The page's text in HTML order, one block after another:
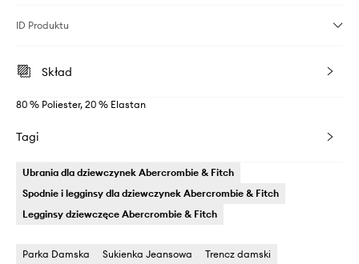
ID Produktu
Skład
80 % Poliester, 20 % Elastan
Tagi
Ubrania dla dziewczynek Abercrombie & Fitch
Spodnie i legginsy dla dziewczynek Abercrombie & Fitch
Legginsy dziewczęce Abercrombie & Fitch
Parka Damska Sukienka Jeansowa
Trencz damski